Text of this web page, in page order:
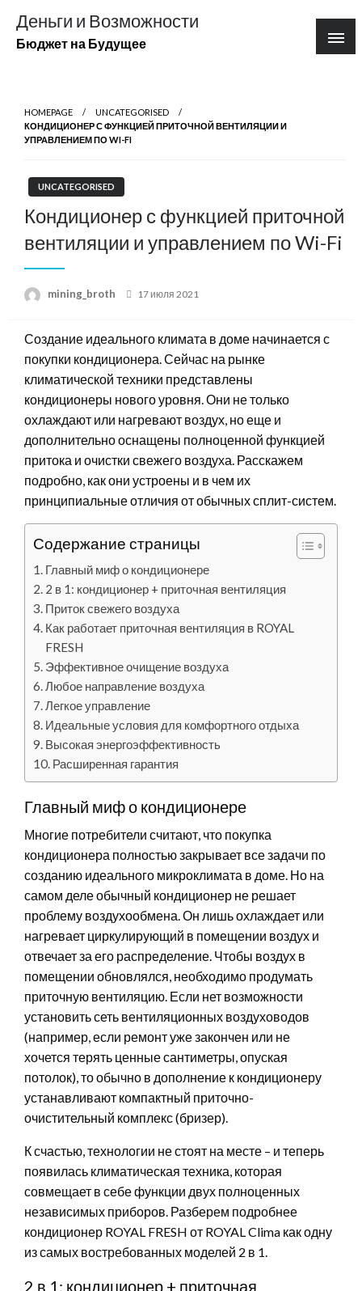
содержимому
Деньги и Возможности
Бюджет на Будущее
HOMEPAGE
UNCATEGORISED
КОНДИЦИОНЕР С ФУНКЦИЕЙ ПРИТОЧНОЙ ВЕНТИЛЯЦИИ И
УПРАВЛЕНИЕМ ПО WI-FI
UNCATEGORISED
Кондиционер с функцией приточной
вентиляции и управлением по Wi-Fi
mining_broth
Posted
17 июля 2021
Создание идеального климата в доме начинается с
покупки кондиционера. Сейчас на рынке
климатической техники представлены
кондиционеры нового уровня. Они не только
охлаждают или нагревают воздух, но еще и
дополнительно оснащены полноценной функцией
притока и очистки свежего воздуха. Расскажем
подробно, как они устроены и в чем их
принципиальные отличия от обычных сплит-систем.
Содержание страницы
Главный миф о кондиционере
2 в 1: кондиционер + приточная вентиляция
Приток свежего воздуха
Как работает приточная вентиляция в ROYAL
FRESH
Эффективное очищение воздуха
Любое направление воздуха
Легкое управление
Идеальные условия для комфортного отдыха
Высокая энергоэффективность
Расширенная гарантия
Главный миф о кондиционере
Многие потребители считают, что покупка
кондиционера полностью закрывает все задачи по
созданию идеального микроклимата в доме. Но на
самом деле обычный кондиционер не решает
проблему воздухообмена. Он лишь охлаждает или
нагревает циркулирующий в помещении воздух и
отвечает за его распределение. Чтобы воздух в
помещении обновлялся, необходимо продумать
приточную вентиляцию. Если нет возможности
установить сеть вентиляционных воздуховодов
(например, если ремонт уже закончен или не
хочется терять ценные сантиметры, опуская
потолок), то обычно в дополнение к кондиционеру
устанавливают компактный приточно-
очистительный комплекс (бризер).
К счастью, технологии не стоят на месте – и теперь
появилась климатическая техника, которая
совмещает в себе функции двух полноценных
независимых приборов. Разберем подробнее
кондиционер ROYAL FRESH от ROYAL Clima как одну
из самых востребованных моделей 2 в 1.
2 в 1: кондиционер + приточная